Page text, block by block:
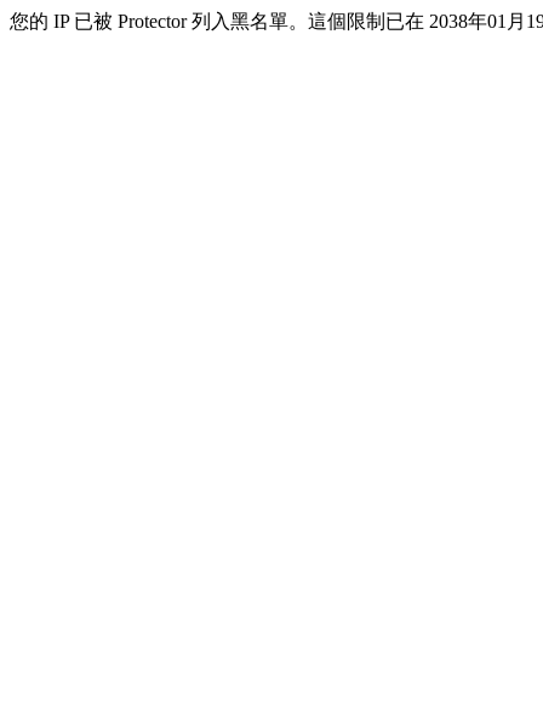
您的 IP 已被 Protector 列入黑名單。這個限制已在 2038年01月